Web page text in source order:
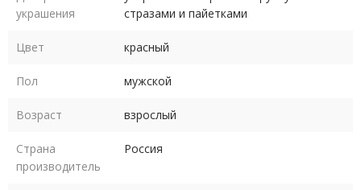
украшения
стразами и пайетками
Цвет красный
Пол мужской
Возраст взрослый
Страна
производитель
Россия